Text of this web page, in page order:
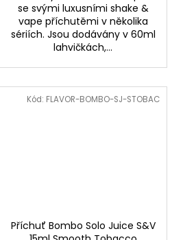
se svými luxusními shake &
vape příchutěmi v několika
sériích. Jsou dodávány v 60ml
lahvičkách,...
Příchuť Bombo Solo Juice S&V
Kód: FLAVOR-BOMBO-SJ-STOBAC